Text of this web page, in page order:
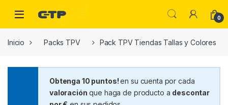
Saltar a la navegación
Saltar al contenido
Open 0
Inicio Packs TPV Pack TPV Tiendas Tallas y Colores
Obtenga 10 puntos!en su cuenta por cada
valoración que haga de producto a descontar